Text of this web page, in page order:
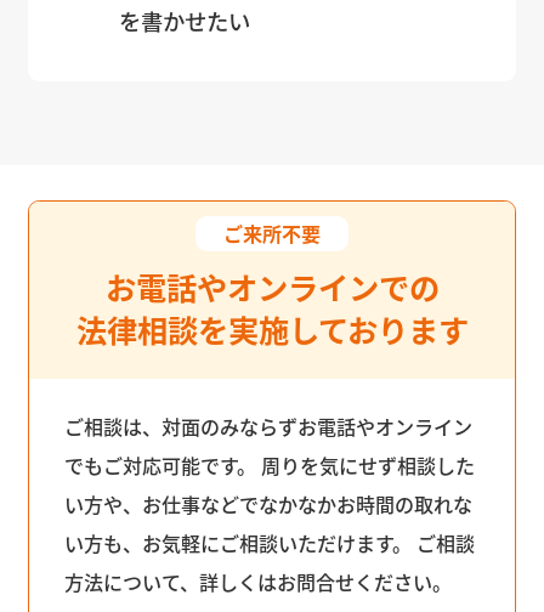
を書かせたい
ご来所不要
お電話やオンラインでの
法律相談を実施しております
ご相談は、対面のみならずお電話やオンライン
でもご対応可能です。 周りを気にせず相談した
い方や、お仕事などでなかなかお時間の取れな
い方も、お気軽にご相談いただけます。 ご相談
方法について、詳しくはお問合せください。